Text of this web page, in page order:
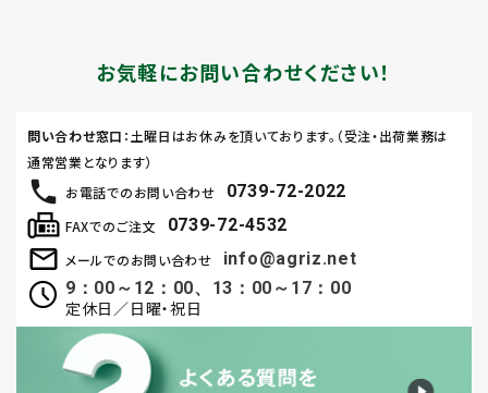
お気軽にお問い合わせください！
お電話でのお問い合わせ 0739-72-2022
メールでのお問い合わせ
info@agriz.net
9：00～12：00、13：00～17：00
定休日／日曜・祝日
FAXでのご注文 0739-72-4532
問い合わせ窓口 ：土曜日はお休みを頂いております。（受注・出荷業務は
通常営業となります）